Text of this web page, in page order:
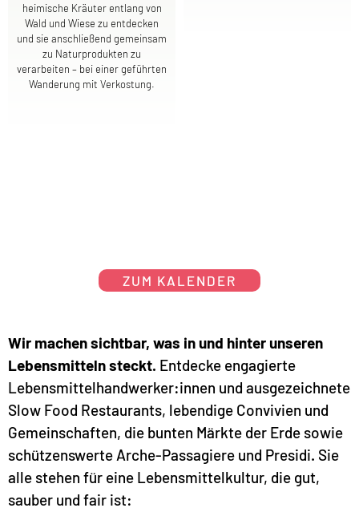
heimische Kräuter entlang von
Wald und Wiese zu entdecken
und sie anschließend gemeinsam
zu Naturprodukten zu
verarbeiten – bei einer geführten
Wanderung mit Verkostung.
ZUM KALENDER
Wir machen sichtbar, was in und hinter unseren
Lebensmitteln steckt. Entdecke engagierte
Lebensmittel­handwerker:innen und ausgezeichnete
Slow Food Restaurants, lebendige Convivien und
Gemein­schaften, die bunten Märkte der Erde sowie
schützens­werte Arche-Passagiere und Presidi. Sie
alle stehen für eine Lebensmittel­kultur, die gut,
sauber und fair ist: